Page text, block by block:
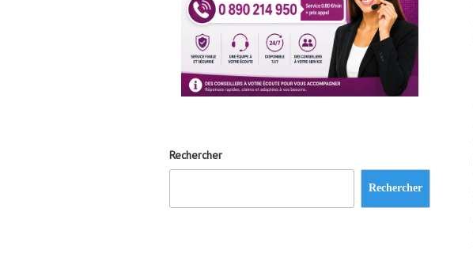
Rechercher
Rechercher